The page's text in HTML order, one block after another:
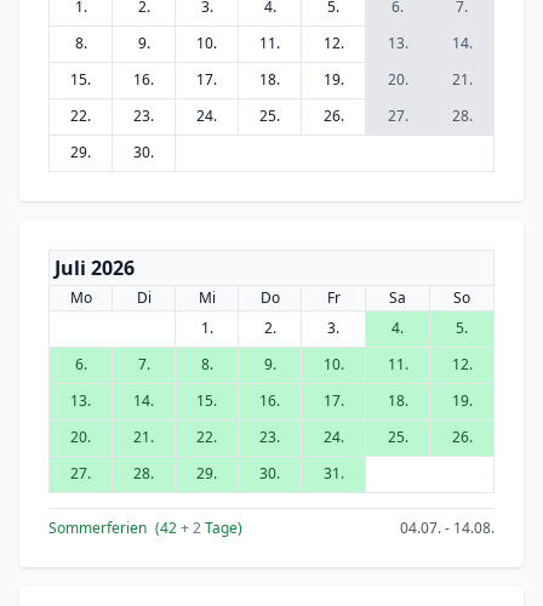
1. 2. 3. 4. 5. 6.
7.
8.
9. 10. 11. 12. 13.
14.
15.
16. 17. 18. 19. 20.
21.
22.
23. 24. 25. 26. 27.
28.
29.
30.
Juli 2026
Mo Di Mi Do Fr Sa
So
1.
2. 3. 4.
5.
6.
7. 8. 9. 10. 11.
12.
13.
14. 15. 16. 17. 18.
19.
20.
21. 22. 23. 24. 25.
26.
27.
28. 29. 30. 31.
Sommerferien (42+ 2Tage) 04.07. - 14.08.